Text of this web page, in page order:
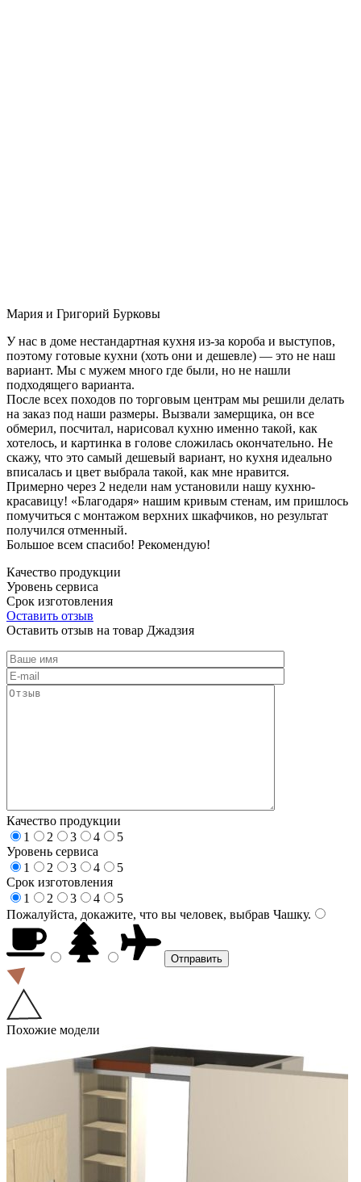
Мария и Григорий Бурковы
У нас в доме нестандартная кухня из-за короба и выступов,
поэтому готовые кухни (хоть они и дешевле) — это не наш
вариант. Мы с мужем много где были, но не нашли
подходящего варианта.
После всех походов по торговым центрам мы решили делать
на заказ под наши размеры. Вызвали замерщика, он все
обмерил, посчитал, нарисовал кухню именно такой, как
хотелось, и картинка в голове сложилась окончательно. Не
скажу, что это самый дешевый вариант, но кухня идеально
вписалась и цвет выбрала такой, как мне нравится.
Примерно через 2 недели нам установили нашу кухню-
красавицу! «Благодаря» нашим кривым стенам, им пришлось
помучиться с монтажом верхних шкафчиков, но результат
получился отменный.
Большое всем спасибо! Рекомендую!
Качество продукции
Уровень сервиса
Срок изготовления
Оставить отзыв
Оставить отзыв на товар Джадзия
Качество продукции
1
2 3 4
5
Уровень сервиса
1
2 3 4
5
Срок изготовления
1
2 3 4
5
Пожалуйста, докажите, что вы человек, выбрав Чашку.
Похожие модели